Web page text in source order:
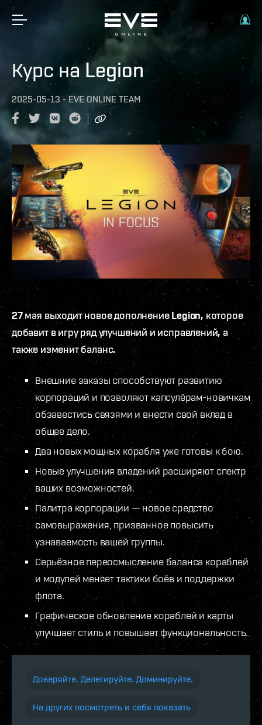
Курс на Legion
2025-05-13 - EVE ONLINE TEAM
27 мая выходит новое дополнение Legion, которое
добавит в игру ряд улучшений и исправлений, а
также изменит баланс.
Внешние заказы способствуют развитию
корпораций и позволяют капсулёрам-новичкам
обзавестись связями и внести свой вклад в
общее дело.
Два новых мощных корабля уже готовы к бою.
Новые улучшения владений расширяют спектр
ваших возможностей.
Палитра корпорации — новое средство
самовыражения, призванное повысить
узнаваемость вашей группы.
Серьёзное переосмысление баланса кораблей
и модулей меняет тактики боёв и поддержки
флота.
Графическое обновление кораблей и карты
улучшает стиль и повышает функциональность.
Доверяйте. Делегируйте. Доминируйте.
На других посмотреть и себя показать